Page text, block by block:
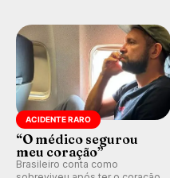
ondas para até 16 dias.
ACIDENTE RARO
“O médico segurou
meu coração”
Brasileiro conta como